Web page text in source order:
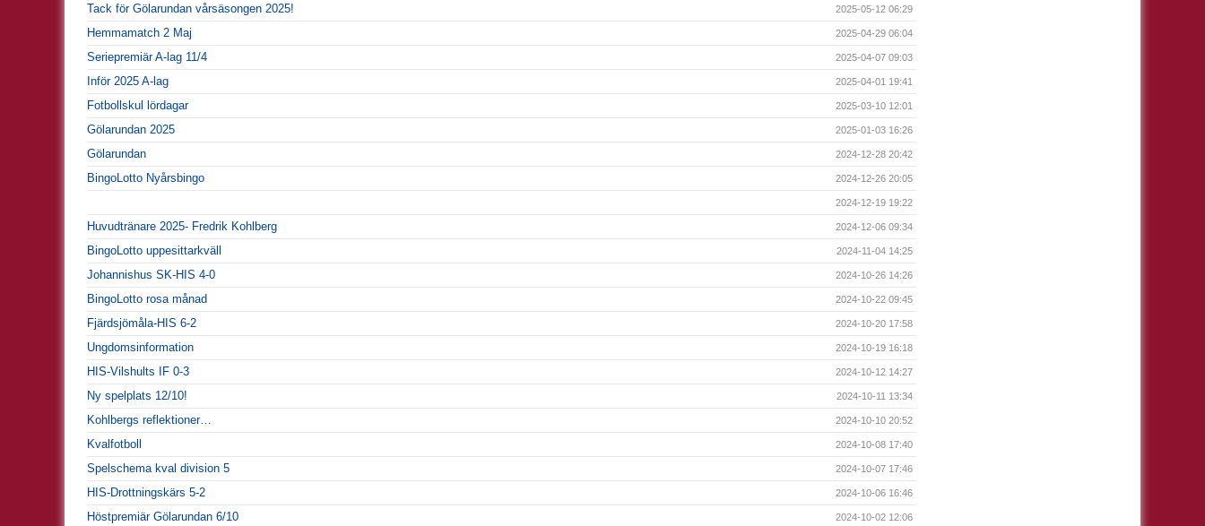
Tack för Gölarundan vårsäsongen 2025! 2025-05-12 06:29
Hemmamatch 2 Maj 2025-04-29 06:04
Seriepremiär A-lag 11/4 2025-04-07 09:03
Inför 2025 A-lag 2025-04-01 19:41
Fotbollskul lördagar 2025-03-10 12:01
Gölarundan 2025 2025-01-03 16:26
Gölarundan 2024-12-28 20:42
BingoLotto Nyårsbingo 2024-12-26 20:05
2024-12-19 19:22
Huvudtränare 2025- Fredrik Kohlberg 2024-12-06 09:34
BingoLotto uppesittarkväll 2024-11-04 14:25
Johannishus SK-HIS 4-0 2024-10-26 14:26
BingoLotto rosa månad 2024-10-22 09:45
Fjärdsjömåla-HIS 6-2 2024-10-20 17:58
Ungdomsinformation 2024-10-19 16:18
HIS-Vilshults IF 0-3 2024-10-12 14:27
Ny spelplats 12/10! 2024-10-11 13:34
Kohlbergs reflektioner… 2024-10-10 20:52
Kvalfotboll 2024-10-08 17:40
Spelschema kval division 5 2024-10-07 17:46
HIS-Drottningskärs 5-2 2024-10-06 16:46
Höstpremiär Gölarundan 6/10 2024-10-02 12:06